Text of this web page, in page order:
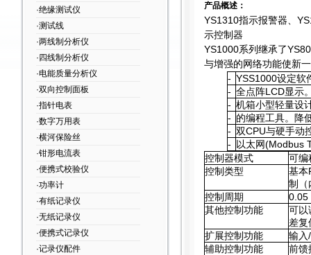
·绝缘测试仪
·测试线
·两线制分析仪
·四线制分析仪
·电能质量分析仪
·双向控制面板
·指针电表
·数字万用表
·横河保险丝
·钳形电流表
·便携式校验仪
·功率计
·有纸记录仪
·无纸记录仪
·便携式记录仪
·记录仪配件
产品概述：
YS1310指示报警器、
示控制器
YS1000系列继承了
与增强的网络功能使新
- YSS1000设定软
- 全点阵LCD显示
- 机箱小型轻量设
- 的编程工具。降
- 双CPU与硬手动
-
以太网(Modbus
控制器模式
可编
控制类型
基本
制（
控制周期
0.05
其他控制功能
可以
差复
扩展控制功能
输入
辅助控制功能
前馈